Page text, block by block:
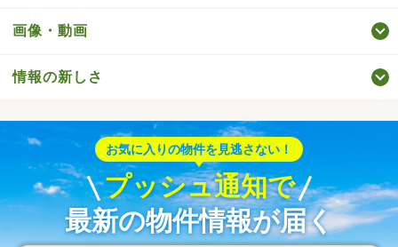
画像・動画
情報の新しさ
お気に入りの物件を見逃さない！
プッシュ通知で
最新の物件情報が届く